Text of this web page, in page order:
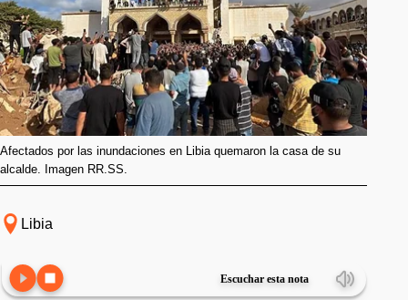
Afectados por las inundaciones en Libia quemaron la casa de su
alcalde. Imagen RR.SS.
Libia
Escuchar esta nota